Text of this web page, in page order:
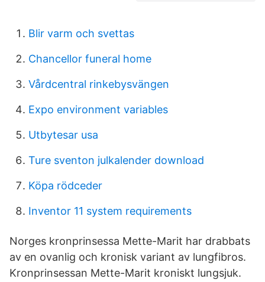
Blir varm och svettas
Chancellor funeral home
Vårdcentral rinkebysvängen
Expo environment variables
Utbytesar usa
Ture sventon julkalender download
Köpa rödceder
Inventor 11 system requirements
Norges kronprinsessa Mette-Marit har drabbats
av en ovanlig och kronisk variant av lungfibros.
Kronprinsessan Mette-Marit kroniskt lungsjuk.